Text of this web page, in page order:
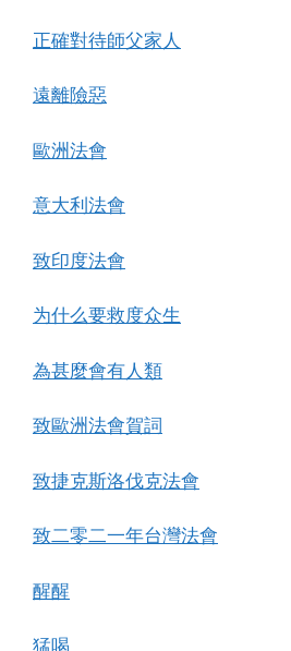
正確對待師父家人
遠離險惡
歐洲法會
意大利法會
致印度法會
为什么要救度众生
為甚麼會有人類
致歐洲法會賀詞
致捷克斯洛伐克法會
致二零二一年台灣法會
醒醒
猛喝